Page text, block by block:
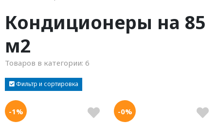
Кондиционеры на 85
м2
Товаров в категории: 6
Фильтр и сортировка
-1% -0%